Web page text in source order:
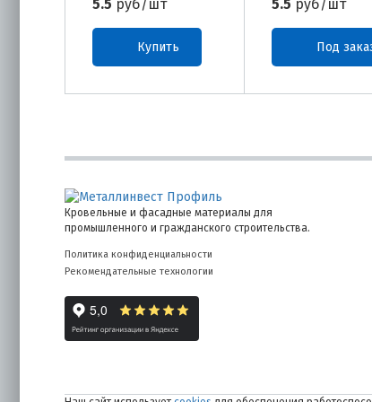
5.5 руб/шт
Купить
5.5 руб/шт
Под
Кровельные и фасадные материалы для
промышленного и гражданского строительства.
Политика конфиденциальности
Рекомендательные технологии